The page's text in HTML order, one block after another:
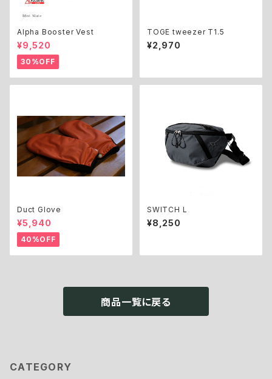
Alpha Booster Vest
¥9,520
30%OFF
TOGE tweezer T1.5
¥2,970
Duct Glove
¥5,940
40%OFF
SWITCH L
¥8,250
商品一覧に戻る
CATEGORY